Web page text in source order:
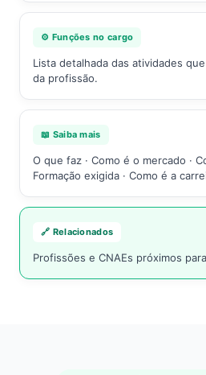
⚙️ Funções no cargo
Lista detalhada das atividades
da profissão.
📖 Saiba mais
O que faz · Como é o mercado ·
Formação exigida · Como é a
🔗 Relacionados
Profissões e CNAEs próximos